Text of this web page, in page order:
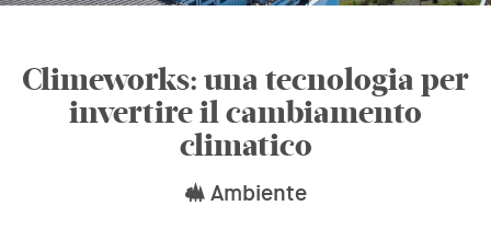
Climeworks: una tecnologia per
invertire il cambiamento
climatico
Ambiente